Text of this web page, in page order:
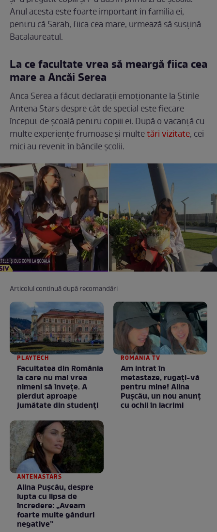
Anul acesta este foarte important în familia ei,
pentru că Sarah, fiica cea mare, urmează să susțină
Bacalaureatul.
La ce facultate vrea să meargă fiica cea
mare a Ancăi Serea
Anca Serea a făcut declarații emoționante la Știrile
Antena Stars despre cât de special este fiecare
început de școală pentru copiii ei. După o vacanță cu
multe experiențe frumoase și multețări vizitate, cei
mici au revenit în băncile școlii.
Articolul continuă după recomandări
PLAYTECH
Facultatea din România
la care nu mai vrea
nimeni să înveţe. A
pierdut aproape
jumătate din studenţi
ROMANIA TV
Am intrat în
metastaze, rugaţi-vă
pentru mine! Alina
Puşcău, un nou anunţ
cu ochii în lacrimi
ANTENASTARS
Alina Pușcău, despre
lupta cu lipsa de
încredere: „Aveam
foarte multe gânduri
negative”